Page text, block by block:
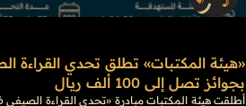
بجوائز تصل إلى 100 ألف ريال